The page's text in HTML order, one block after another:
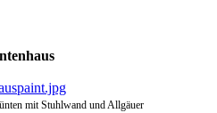
mit Stuhlwand und Allgäuer